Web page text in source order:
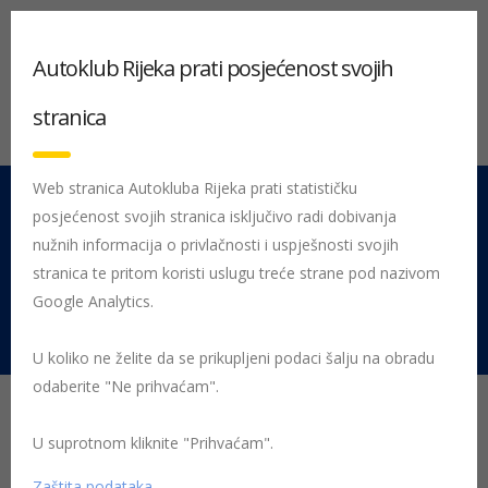
051 212 442 Centrala
Pon - Pet 08:00 - 16:00
Rujevica 9/1, 51000 Rijeka
9 praktičnih poklona za
vozače koji olakšavaju
Autoklub Rijeka prati posjećenost svojih
stranica
Web stranica Autokluba Rijeka prati statističku
posjećenost svojih stranica isključivo radi dobivanja
nužnih informacija o privlačnosti i uspješnosti svojih
stranica te pritom koristi uslugu treće strane pod nazivom
Google Analytics.
U koliko ne želite da se prikupljeni podaci šalju na obradu
odaberite "Ne prihvaćam".
U suprotnom kliknite "Prihvaćam".